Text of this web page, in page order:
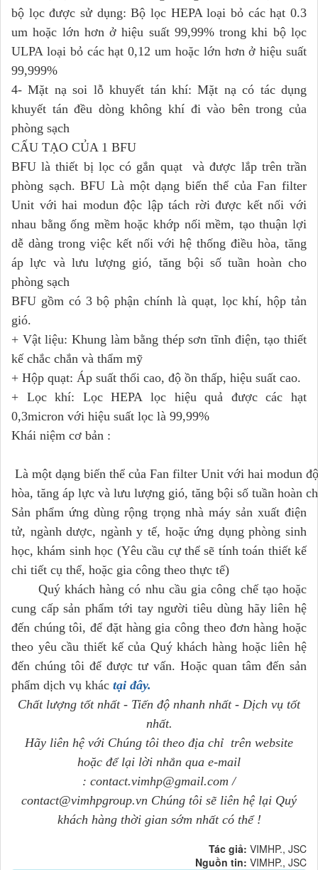
bộ lọc được sử dụng: Bộ lọc HEPA loại bỏ các hạt 0.3
um hoặc lớn hơn ở hiệu suất 99,99% trong khi bộ lọc
ULPA loại bỏ các hạt 0,12 um hoặc lớn hơn ở hiệu suất
99,999%
4- Mặt nạ soi lỗ khuyết tán khí: Mặt nạ có tác dụng
khuyết tán đều dòng không khí đi vào bên trong của
phòng sạch
CẤU TẠO CỦA 1 BFU
BFU là thiết bị lọc có gắn quạt và được lắp trên trần
phòng sạch. BFU Là một dạng biến thể của Fan filter
Unit với hai modun độc lập tách rời được kết nối với
nhau bằng ống mềm hoặc khớp nối mềm, tạo thuận lợi
dễ dàng trong việc kết nối với hệ thống điều hòa, tăng
áp lực và lưu lượng gió, tăng bội số tuần hoàn cho
phòng sạch
BFU gồm có 3 bộ phận chính là quạt, lọc khí, hộp tản
gió.
+ Vật liệu: Khung làm bằng thép sơn tĩnh điện, tạo thiết
kế chắc chắn và thẩm mỹ
+ Hộp quạt: Áp suất thổi cao, độ ồn thấp, hiệu suất cao.
+ Lọc khí: Lọc HEPA lọc hiệu quả được các hạt
0,3micron với hiệu suất lọc là 99,99%
Khái niệm cơ bản :
Là một dạng biến thể của Fan filter Unit với hai modun
hòa, tăng áp lực và lưu lượng gió, tăng bội số tuần hoàn
Sản phẩm ứng dùng rộng trọng nhà máy sản xuất điện
tử, ngành dược, ngành y tế, hoặc ứng dụng phòng sinh
học, khám sinh học (Yêu cầu cự thể sẽ tính toán thiết kế
chi tiết cụ thể, hoặc gia công theo thực tế)
Quý khách hàng có nhu cầu gia công chế tạo hoặc
cung cấp sản phẩm tới tay người tiêu dùng hãy liên hệ
đến chúng tôi, để đặt hàng gia công theo đơn hàng hoặc
theo yêu cầu thiết kế của Quý khách hàng hoặc liên hệ
đến chúng tôi để được tư vấn. Hoặc quan tâm đến sản
phẩm dịch vụ khác tại đây.
Chất lượng tốt nhất - Tiến độ nhanh nhất - Dịch vụ tốt
nhất.
Hãy liên hệ với Chúng tôi theo địa chỉ trên website
hoặc để lại lời nhắn qua e-mail
: contact.vimhp@gmail.com /
contact@vimhpgroup.vn Chúng tôi sẽ liên hệ lại Quý
khách hàng thời gian sớm nhất có thể !
Tác giả: VIMHP., JSC
Nguồn tin: VIMHP., JSC